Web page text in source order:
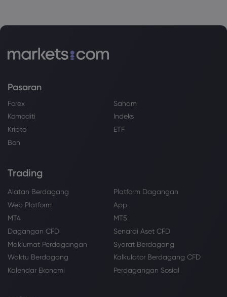
Pasaran
Forex
Saham
Komoditi
Indeks
Kripto
ETF
Bon
Trading
Alatan Berdagang
Platform Dagangan
Web Platform
App
MT4
MT5
Dagangan CFD
Senarai Aset CFD
Maklumat Perdagangan
Syarat Berdagang
Waktu Berdagang
Kalkulator Berdagang CFD
Kalendar Ekonomi
Perdagangan Sosial